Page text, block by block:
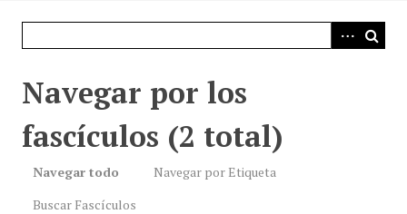
Navegar por los
fascículos (2 total)
Navegar todo
Navegar por Etiqueta
Buscar Fascículos